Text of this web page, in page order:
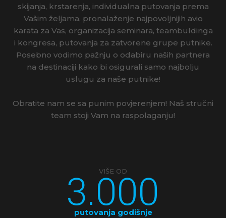
skijanja, krstarenja, individualna putovanja prema
Vašim željama, pronalaženje najpovoljnijih avio
karata za Vas, organizacija seminara, teambuldinga
i kongresa, putovanja za zatvorene grupe putnike.
Posebno vodimo pažnju o odabiru naših partnera
na destinaciji kako bi osigurali samo najbolju
uslugu za naše putnike!
Obratite nam se sa punim povjerenjem! Naš stručni
team stoji Vam na raspolaganju!
VIŠE OD
3.000
putovanja godišnje